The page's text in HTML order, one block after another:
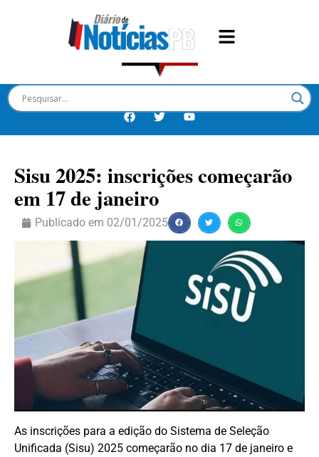
Sisu 2025: inscrições começarão
em 17 de janeiro
Publicado em 02/01/2025
As inscrições para a edição do Sistema de Seleção
Unificada (Sisu) 2025 começarão no dia 17 de janeiro e